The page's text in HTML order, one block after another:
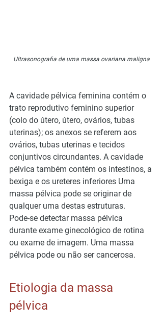
Ultrasonografia de uma massa ovariana maligna
A cavidade pélvica feminina contém o
trato reprodutivo feminino superior
(colo do útero, útero, ovários, tubas
uterinas); os anexos se referem aos
ovários, tubas uterinas e tecidos
conjuntivos circundantes. A cavidade
pélvica também contém os intestinos, a
bexiga e os ureteres inferiores Uma
massa pélvica pode se originar de
qualquer uma destas estruturas.
Pode-se detectar massa pélvica
durante exame ginecológico de rotina
ou exame de imagem. Uma massa
pélvica pode ou não ser cancerosa.
Etiologia da massa
pélvica